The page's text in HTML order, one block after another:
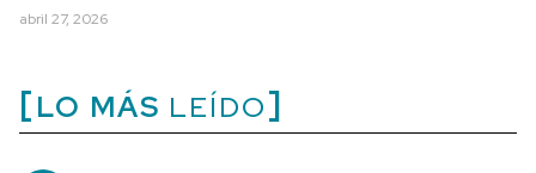
abril 27, 2026
LO MÁS LEÍDO